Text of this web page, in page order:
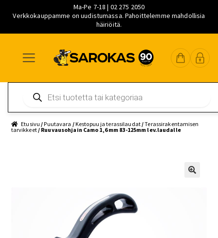
Ma-Pe 7-18 | 02 275 2050
Verkkokauppamme on uudistumassa. Pahoittelemme mahdollisia
häiriöitä.
navigointiin
sisältöön
pääsisältöön
search
Etusivu /Puutavara /Kestopuu ja terassilaudat/Terassirakentamisen
tarvikkeet/ Ruuvausohjain Camo 1,6 mm 83-125mm lev.laudalle